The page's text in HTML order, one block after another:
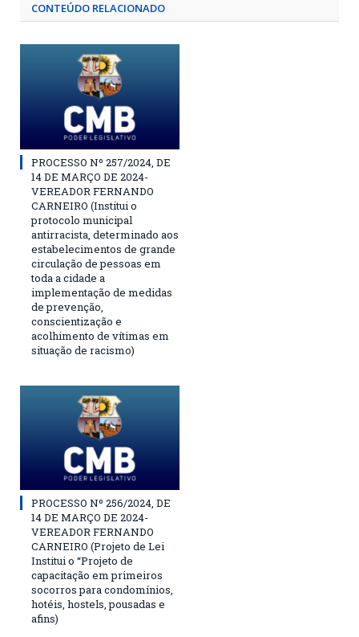
CONTEÚDO RELACIONADO
PROCESSO Nº 257/2024, DE
14 DE MARÇO DE 2024-
VEREADOR FERNANDO
CARNEIRO (Institui o
protocolo municipal
antirracista, determinado aos
estabelecimentos de grande
circulação de pessoas em
toda a cidade a
implementação de medidas
de prevenção,
conscientização e
acolhimento de vítimas em
situação de racismo)
PROCESSO Nº 256/2024, DE
14 DE MARÇO DE 2024-
VEREADOR FERNANDO
CARNEIRO (Projeto de Lei
Institui o “Projeto de
capacitação em primeiros
socorros para condomínios,
hotéis, hostels, pousadas e
afins)